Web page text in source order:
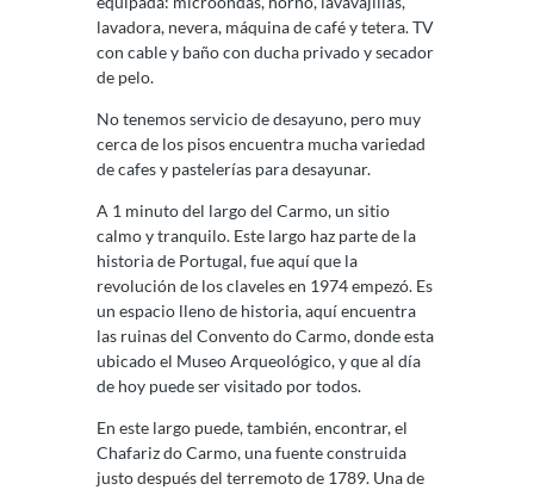
lavadora, nevera, máquina de café y tetera. TV
con cable y baño con ducha privado y secador
de pelo.
No tenemos servicio de desayuno, pero muy
cerca de los pisos encuentra mucha variedad
de cafes y pastelerías para desayunar.
A 1 minuto del largo del Carmo, un sitio
calmo y tranquilo. Este largo haz parte de la
historia de Portugal, fue aquí que la
revolución de los claveles en 1974 empezó. Es
un espacio lleno de historia, aquí encuentra
las ruinas del Convento do Carmo, donde esta
ubicado el Museo Arqueológico, y que al día
de hoy puede ser visitado por todos.
En este largo puede, también, encontrar, el
Chafariz do Carmo, una fuente construida
justo después del terremoto de 1789. Una de